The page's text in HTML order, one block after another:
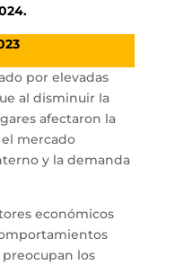
por elevadas
al disminuir la
afectaron la
mercado
y la demanda
económicos
los